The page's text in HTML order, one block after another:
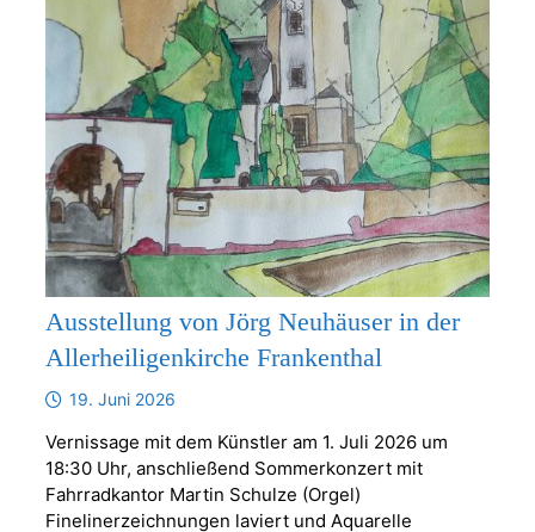
Ausstellung von Jörg Neuhäuser in der
Allerheiligenkirche Frankenthal
19. Juni 2026
Vernissage mit dem Künstler am 1. Juli 2026 um
18:30 Uhr, anschließend Sommerkonzert mit
Fahrradkantor Martin Schulze (Orgel)
Finelinerzeichnungen laviert und Aquarelle